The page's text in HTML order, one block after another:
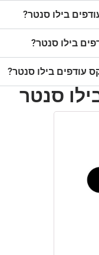
בילו סנטר?
בילו סנטר?
עודפים בילו סנטר?
סנטר